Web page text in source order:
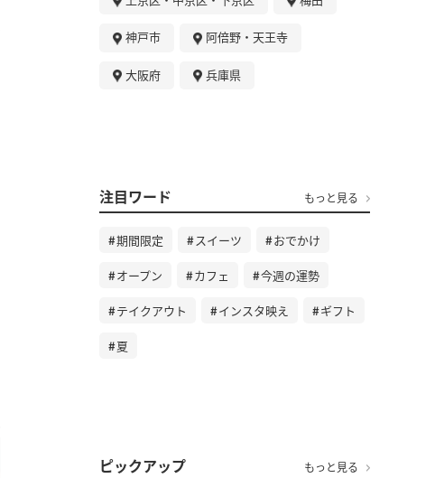
神戸市 阿倍野・天王寺
大阪府 兵庫県
注目ワード もっと見る
期間限定 スイーツ おでかけ
オープン カフェ 今週の運勢
テイクアウト インスタ映え ギフト
夏
ピックアップ もっと見る